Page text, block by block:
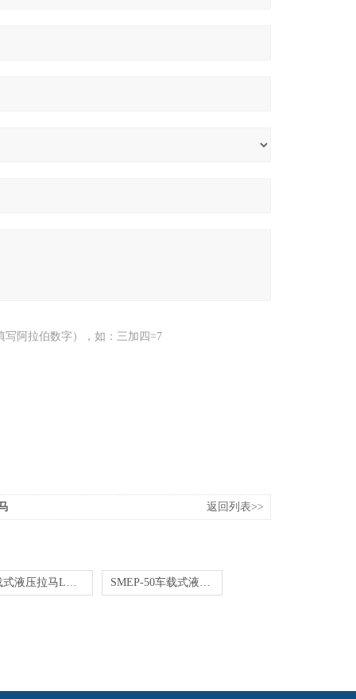
写阿拉伯数字），如：三加四=7
返回列表>>
车载式液压拉马LA25100 SMEP-50车载式液压拉马